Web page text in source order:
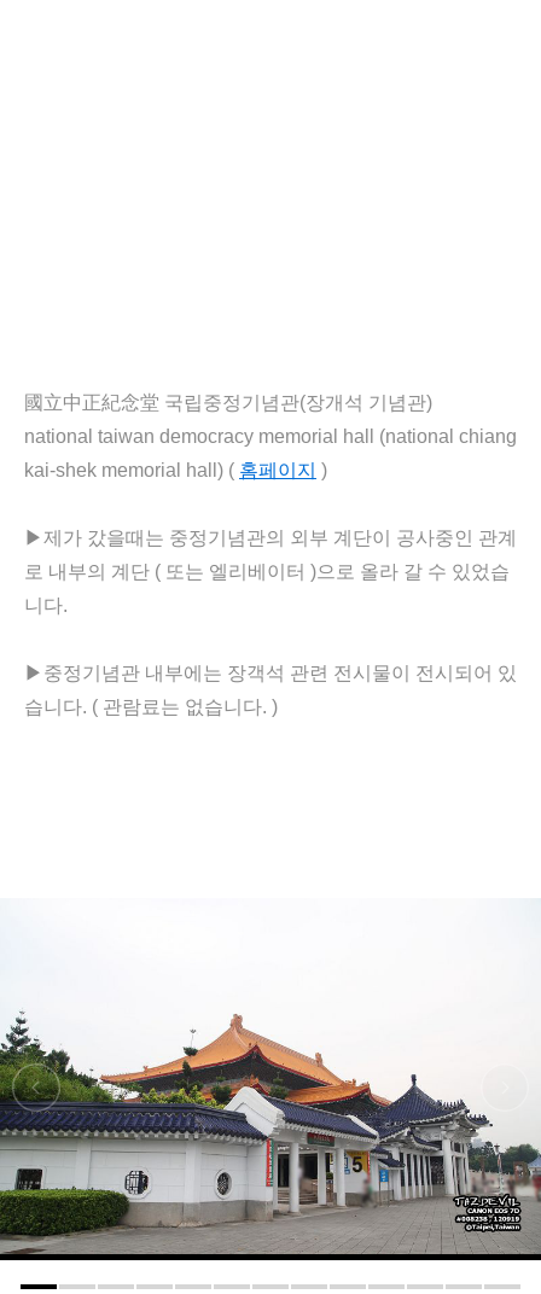
國立中正紀念堂 국립중정기념관(장개석 기념관)
national taiwan democracy memorial hall (national chiang
kai-shek memorial hall) ( 홈페이지 )
▶제가 갔을때는 중정기념관의 외부 계단이 공사중인 관계
로 내부의 계단 ( 또는 엘리베이터 )으로 올라 갈 수 있었습
니다.
▶ 중정기념관 내부에는 장객석 관련 전시물이 전시되어 있
습니다. ( 관람료는 없습니다. )